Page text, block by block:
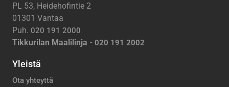
PL 53, Heidehofintie 2
01301 Vantaa
Puh. 020 191 2000
Tikkurilan Maalilinja - 020 191 2002
Yleistä
Ota yhteyttä